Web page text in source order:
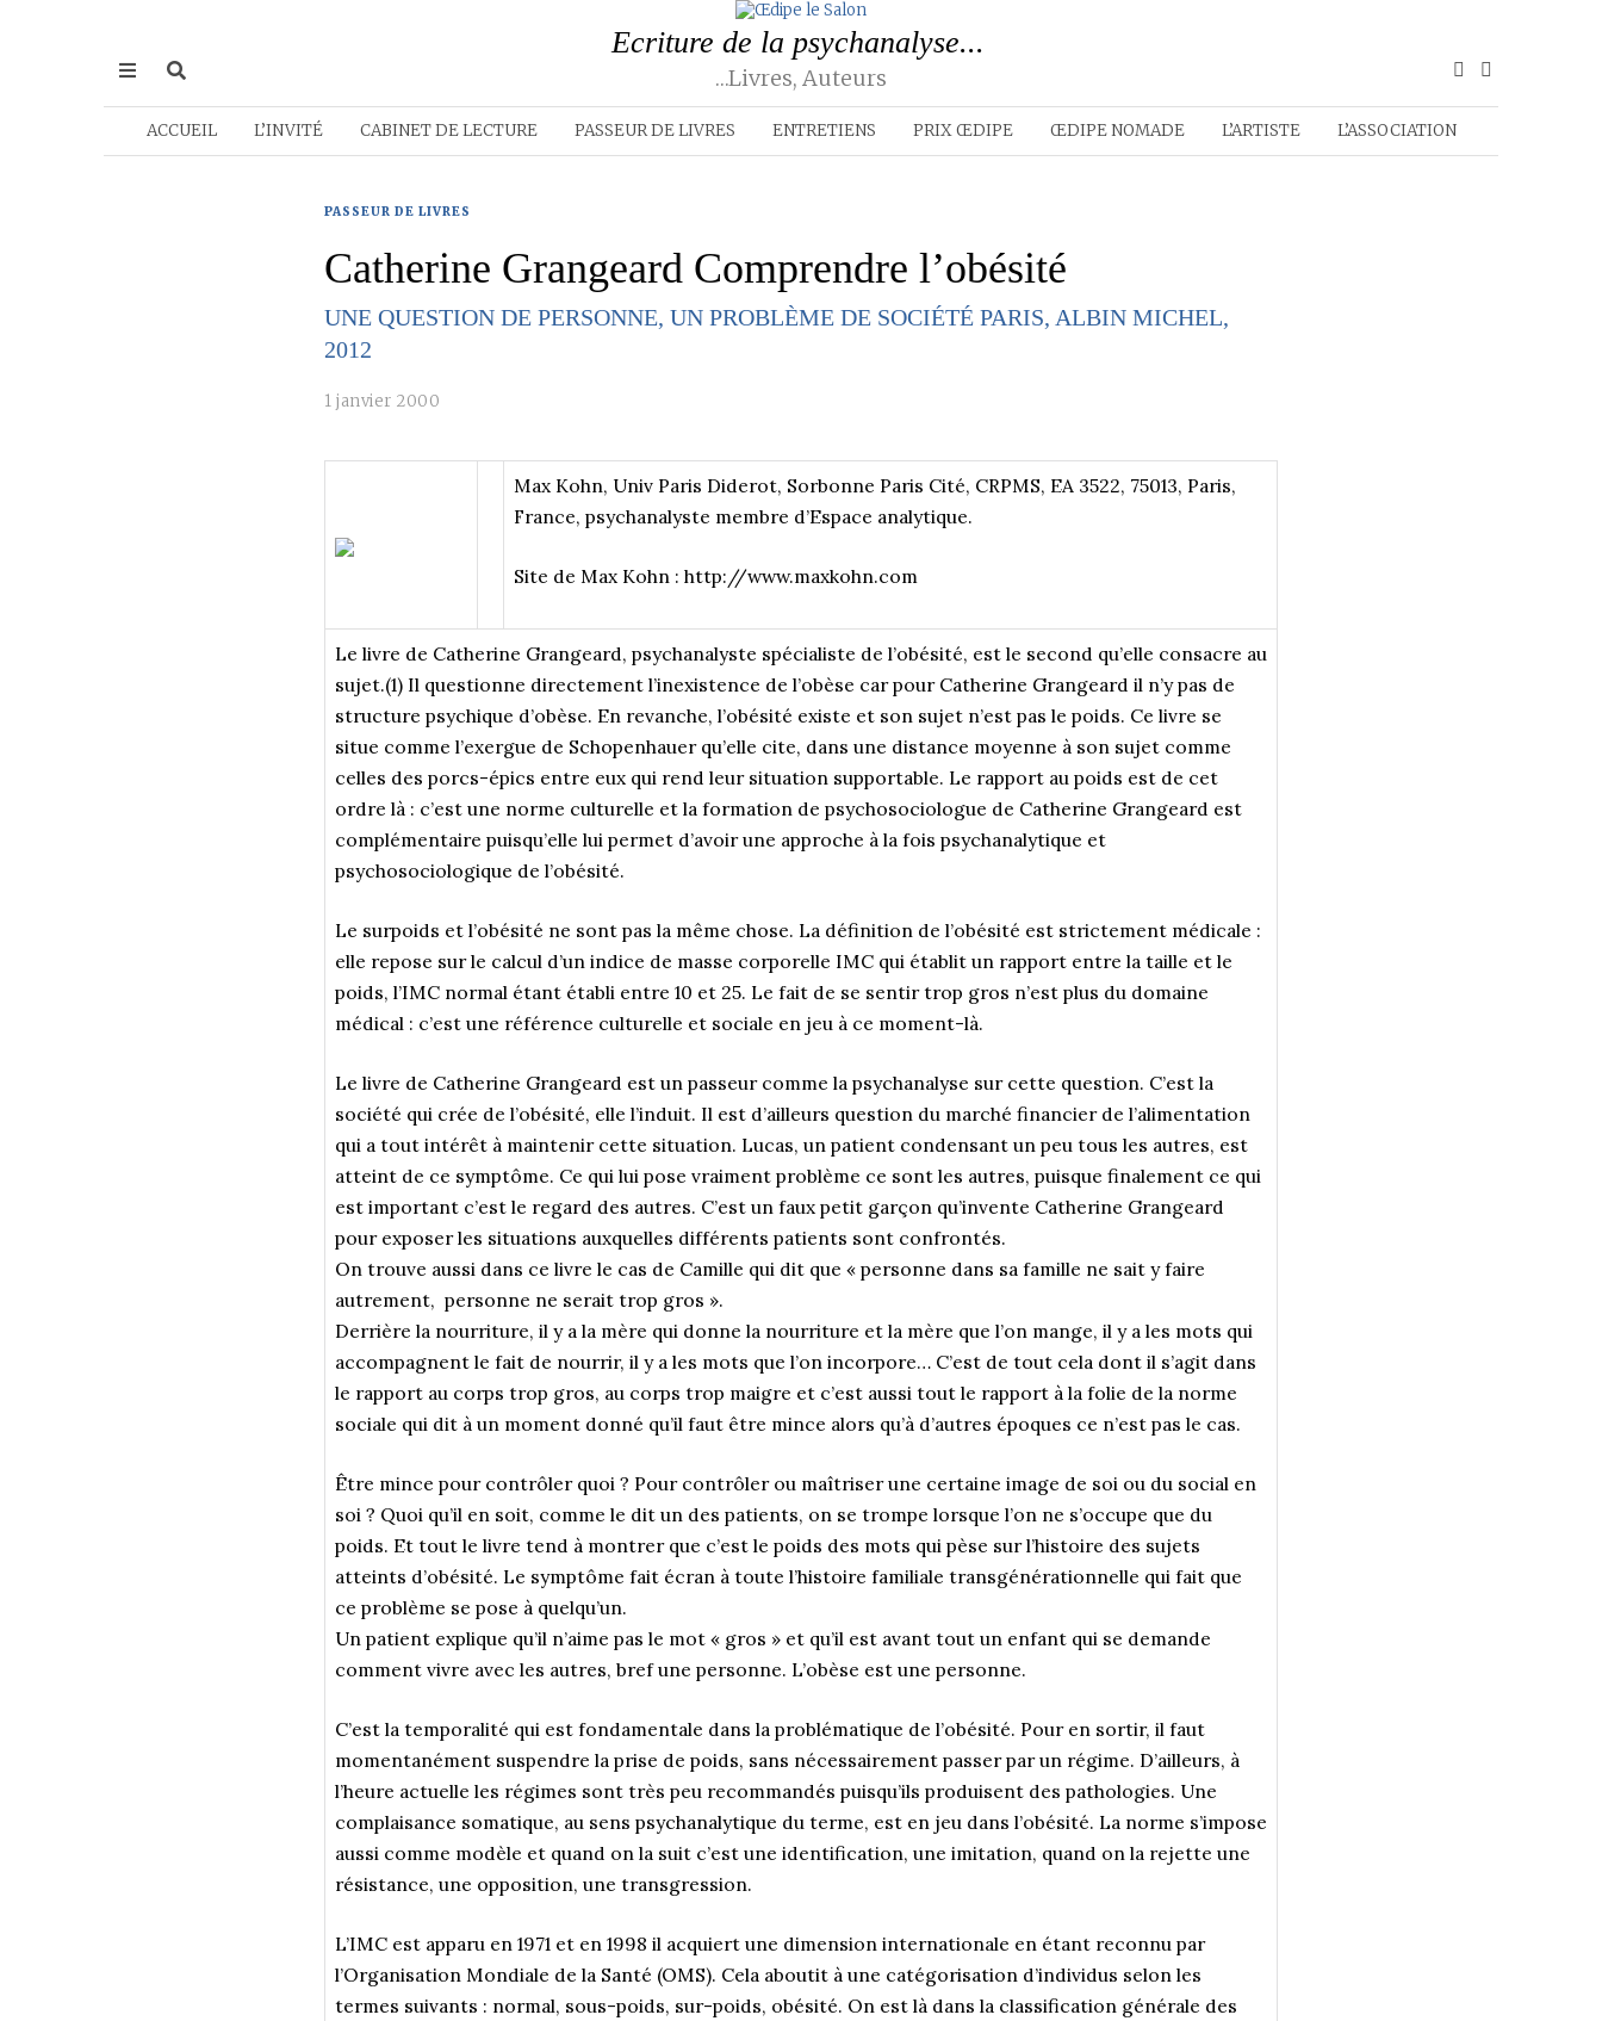
Ecriture de la psychanalyse...
…livres, Auteurs
ACCUEIL L’INVITÉ CABINET DE LECTURE PASSEUR DE LIVRES ENTRETIENS PRIX ŒDIPE ŒDIPE NOMADE L’ARTISTE L’ASSOCIATION
PASSEUR DE LIVRES
Catherine Grangeard Comprendre l’obésité
UNE QUESTION DE PERSONNE, UN PROBLÈME DE SOCIÉTÉ PARIS, ALBIN MICHEL,
2012
1 janvier 2000
Max Kohn, Univ Paris Diderot, Sorbonne Paris Cité, CRPMS, EA 3522, 75013, Paris,
France, psychanalyste membre d’Espace analytique.
Site de Max Kohn : http://www.maxkohn.com
Le livre de Catherine Grangeard, psychanalyste spécialiste de l’obésité, est le second qu’elle consacre au
sujet.(1) Il questionne directement l’inexistence de l’obèse car pour Catherine Grangeard il n’y pas de
structure psychique d’obèse. En revanche, l’obésité existe et son sujet n’est pas le poids. Ce livre se
situe comme l’exergue de Schopenhauer qu’elle cite, dans une distance moyenne à son sujet comme
celles des porcs-épics entre eux qui rend leur situation supportable. Le rapport au poids est de cet
ordre là : c’est une norme culturelle et la formation de psychosociologue de Catherine Grangeard est
complémentaire puisqu’elle lui permet d’avoir une approche à la fois psychanalytique et
psychosociologique de l’obésité.
Le surpoids et l’obésité ne sont pas la même chose. La définition de l’obésité est strictement médicale :
elle repose sur le calcul d’un indice de masse corporelle IMC qui établit un rapport entre la taille et le
poids, l’IMC normal étant établi entre 10 et 25. Le fait de se sentir trop gros n’est plus du domaine
médical : c’est une référence culturelle et sociale en jeu à ce moment-là.
Le livre de Catherine Grangeard est un passeur comme la psychanalyse sur cette question. C’est la
société qui crée de l’obésité, elle l’induit. Il est d’ailleurs question du marché financier de l’alimentation
qui a tout intérêt à maintenir cette situation. Lucas, un patient condensant un peu tous les autres, est
atteint de ce symptôme. Ce qui lui pose vraiment problème ce sont les autres, puisque finalement ce qui
est important c’est le regard des autres. C’est un faux petit garçon qu’invente Catherine Grangeard
pour exposer les situations auxquelles différents patients sont confrontés.
On trouve aussi dans ce livre le cas de Camille qui dit que « personne dans sa famille ne sait y faire
autrement, personne ne serait trop gros ».
Derrière la nourriture, il y a la mère qui donne la nourriture et la mère que l’on mange, il y a les mots qui
accompagnent le fait de nourrir, il y a les mots que l’on incorpore… C’est de tout cela dont il s’agit dans
le rapport au corps trop gros, au corps trop maigre et c’est aussi tout le rapport à la folie de la norme
sociale qui dit à un moment donné qu’il faut être mince alors qu’à d’autres époques ce n’est pas le cas.
Être mince pour contrôler quoi ? Pour contrôler ou maîtriser une certaine image de soi ou du social en
soi ? Quoi qu’il en soit, comme le dit un des patients, on se trompe lorsque l’on ne s’occupe que du
poids. Et tout le livre tend à montrer que c’est le poids des mots qui pèse sur l’histoire des sujets
atteints d’obésité. Le symptôme fait écran à toute l’histoire familiale transgénérationnelle qui fait que
ce problème se pose à quelqu’un.
Un patient explique qu’il n’aime pas le mot « gros » et qu’il est avant tout un enfant qui se demande
comment vivre avec les autres, bref une personne. L’obèse est une personne.
C’est la temporalité qui est fondamentale dans la problématique de l’obésité. Pour en sortir, il faut
momentanément suspendre la prise de poids, sans nécessairement passer par un régime. D’ailleurs, à
l’heure actuelle les régimes sont très peu recommandés puisqu’ils produisent des pathologies. Une
complaisance somatique, au sens psychanalytique du terme, est en jeu dans l’obésité. La norme s’impose
aussi comme modèle et quand on la suit c’est une identification, une imitation, quand on la rejette une
résistance, une opposition, une transgression.
L’IMC est apparu en 1971 et en 1998 il acquiert une dimension internationale en étant reconnu par
l’Organisation Mondiale de la Santé (OMS). Cela aboutit à une catégorisation d’individus selon les
termes suivants : normal, sous-poids, sur-poids, obésité. On est là dans la classification générale des